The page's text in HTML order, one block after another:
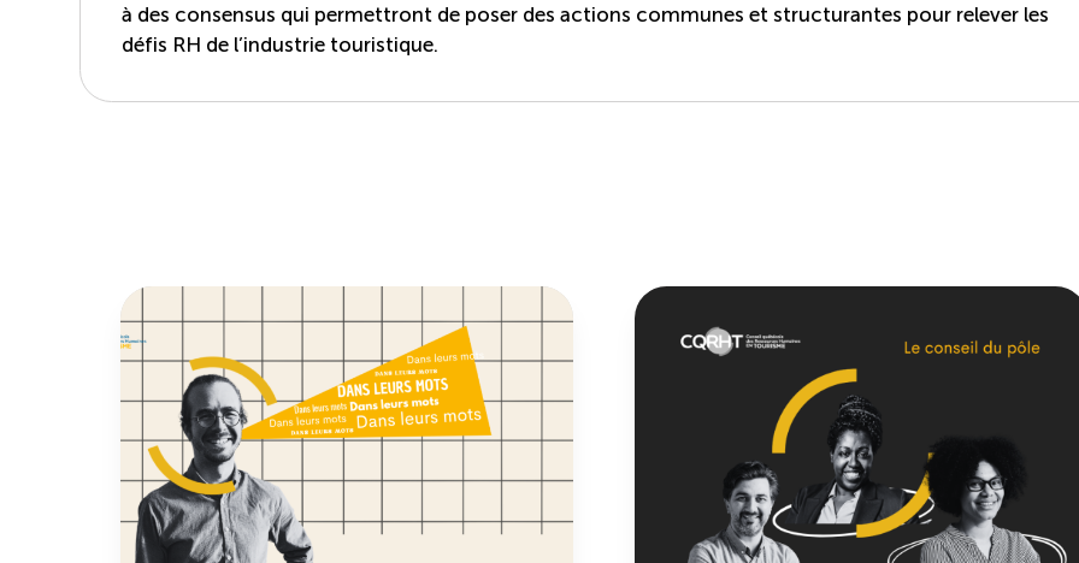
à des consensus qui permettront de poser des actions communes et structurantes pour relever les
défis RH de l’industrie touristique.